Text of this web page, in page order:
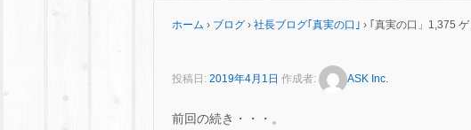
ホーム › ブログ › 社長ブログ｢真実の口｣ › ｢真実の口」1,375
投稿日: 2019年4月1日 作成者: ASK Inc.
前回の続き・・・。